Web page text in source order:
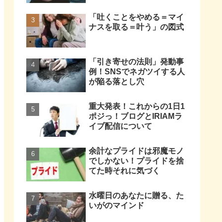
「吐くことをやめる＝マイ
ナスを取る＝叶う」の図式
「引き寄せの法則」発動事
例！SNSでネガツイする人
が陥る落とし穴
重大発表！これからの1日1
ポジっ！ブログとIRIAMラ
イブ配信について
余計なプライドは邪魔モノ
でしかない！プライドを捨
てた時それに気づく
水曜日のあなたに贈る、た
いがのマインド